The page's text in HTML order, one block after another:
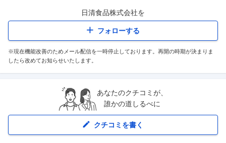
日清食品株式会社を
フォローする
※現在機能改善のためメール配信を一時停止しております。再開の時期が決まりま
したら改めてお知らせいたします。
あなたのクチコミが、
誰かの道しるべに
クチコミを書く